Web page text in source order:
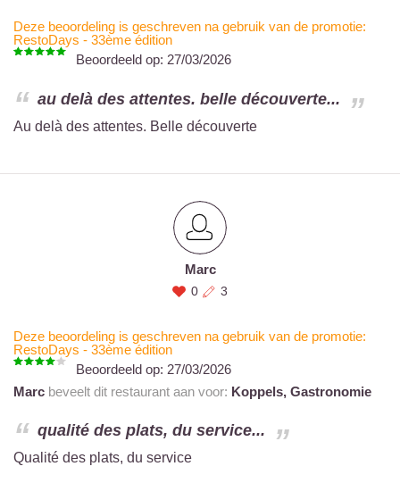
Deze beoordeling is geschreven na gebruik van de promotie:
RestoDays - 33ème édition
Beoordeeld op: 27/03/2026
au delà des attentes. belle découverte...
Au delà des attentes. Belle découverte
Marc
0 3
Deze beoordeling is geschreven na gebruik van de promotie:
RestoDays - 33ème édition
Beoordeeld op: 27/03/2026
Marc beveelt dit restaurant aan voor: Koppels, Gastronomie
qualité des plats, du service...
Qualité des plats, du service